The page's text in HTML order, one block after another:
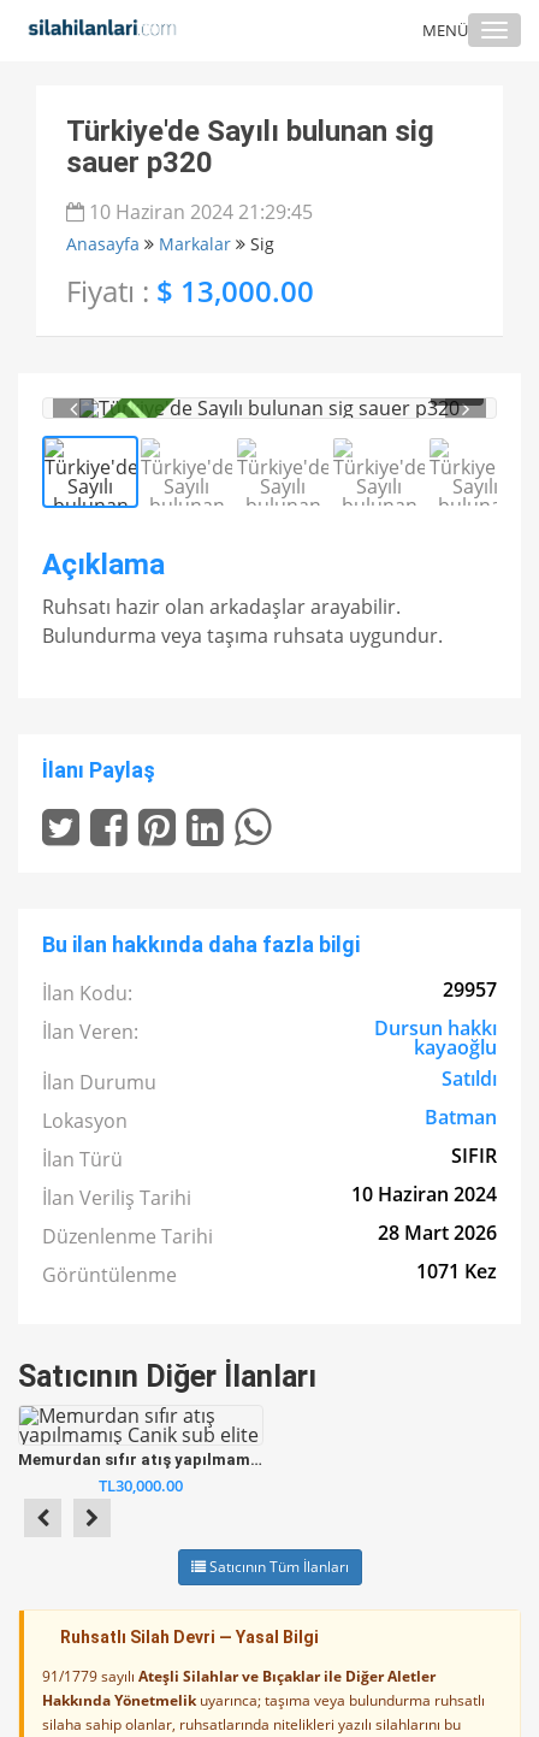
MENÜ
Türkiye'de Sayılı bulunan sig
sauer p320
10 Haziran 2024 21:29:45
Anasayfa Markalar Sig
Fiyatı : $ 13,000.00
1/ 5
Açıklama
Ruhsatı hazir olan arkadaşlar arayabilir.
Bulundurma veya taşıma ruhsata uygundur.
İlanı Paylaş
Bu ilan hakkında daha fazla bilgi
İlan Kodu:
29957
İlan Veren:
Dursun hakkı
kayaoğlu
İlan Durumu
Satıldı
Lokasyon
Batman
İlan Türü
SIFIR
İlan Veriliş Tarihi
10 Haziran 2024
Düzenlenme Tarihi
28 Mart 2026
Görüntülenme
1071 Kez
Satıcının Diğer İlanları
Memurdan sıfır atış yapılmamış Canik sub elite
TL30,000.00
Satıcının Tüm İlanları
Ruhsatlı Silah Devri — Yasal Bilgi
91/1779 sayılı Ateşli Silahlar ve Bıçaklar ile Diğer Aletler
Hakkında Yönetmelikuyarınca; taşıma veya bulundurma ruhsatlı
silaha sahip olanlar, ruhsatlarında nitelikleri yazılı silahlarını bu